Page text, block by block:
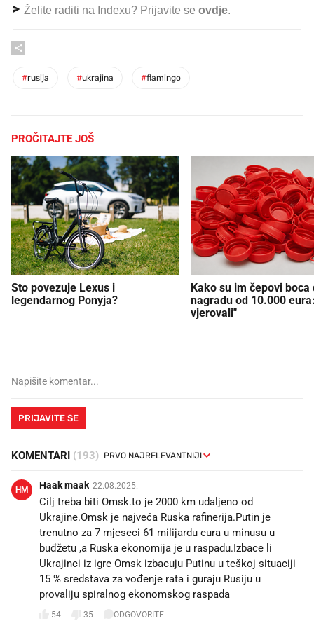
Želite raditi na Indexu? Prijavite se ovdje.
#rusija #ukrajina #flamingo
PROČITAJTE JOŠ
Što povezuje Lexus i
legendarnog Ponyja?
Kako su im čepovi boca
nagradu od 10.000
vjerovali"
PRIJAVITE SE
KOMENTARI (193)
HM Haak maak 22.08.2025.
Cilj treba biti Omsk.to je 2000 km udaljeno od
Ukrajine.Omsk je najveća Ruska rafinerija.Putin je
trenutno za 7 mjeseci 61 milijardu eura u minusu u
buđžetu ,a Ruska ekonomija je u raspadu.Izbace li
Ukrajinci iz igre Omsk izbacuju Putinu u teškoj situaciji
15 % sredstava za vođenje rata i guraju Rusiju u
provaliju spiralnog ekonomskog raspada
54 35 ODGOVORITE